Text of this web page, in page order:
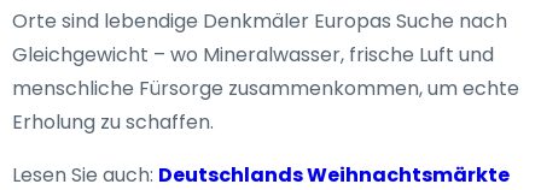
Orte sind lebendige Denkmäler Europas Suche nach
Gleichgewicht – wo Mineralwasser, frische Luft und
menschliche Fürsorge zusammenkommen, um echte
Erholung zu schaffen.
Lesen Sie auch: Deutschlands Weihnachtsmärkte